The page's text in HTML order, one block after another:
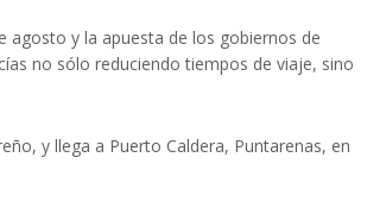
agosto y la apuesta de los gobiernos de
no sólo reduciendo tiempos de viaje, sino
y llega a Puerto Caldera, Puntarenas, en